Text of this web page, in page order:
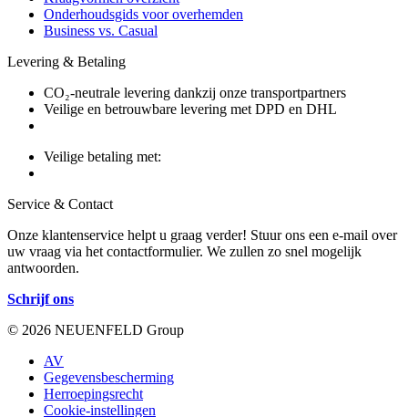
Onderhoudsgids voor overhemden
Business vs. Casual
Levering & Betaling
CO₂-neutrale levering dankzij onze transportpartners
Veilige en betrouwbare levering met DPD en DHL
Veilige betaling met:
Service & Contact
Onze klantenservice helpt u graag verder! Stuur ons een e-mail over
uw vraag via het contactformulier. We zullen zo snel mogelijk
antwoorden.
Schrijf ons
© 2026 NEUENFELD Group
AV
Gegevensbescherming
Herroepingsrecht
Cookie-instellingen